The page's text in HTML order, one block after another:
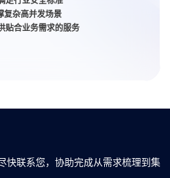
复杂高并发场景
贴合业务需求的服务
快联系您，协助完成从需求梳理到集